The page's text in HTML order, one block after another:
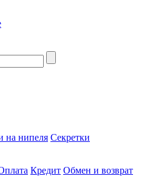
на нипеля Секретки
Кредит Обмен и возврат